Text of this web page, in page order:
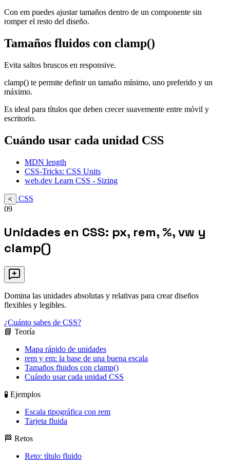
Con em puedes ajustar tamaños dentro de un componente sin
romper el resto del diseño.
Tamaños fluidos con clamp()
Evita saltos bruscos en responsive.
clamp() te permite definir un tamaño mínimo, uno preferido y un
máximo.
Es ideal para títulos que deben crecer suavemente entre móvil y
escritorio.
Cuándo usar cada unidad CSS
MDN length
CSS-Tricks: CSS Units
web.dev Learn CSS - Sizing
<
CSS
09
Unidades en CSS: px, rem, %, vw y
clamp()
Domina las unidades absolutas y relativas para crear diseños
flexibles y legibles.
¿Cuánto sabes de CSS?
📘 Teoría
Mapa rápido de unidades
rem y em: la base de una buena escala
Tamaños fluidos con clamp()
Cuándo usar cada unidad CSS
🧪 Ejemplos
Escala tipográfica con rem
Tarjeta fluida
🏁 Retos
Reto: título fluido